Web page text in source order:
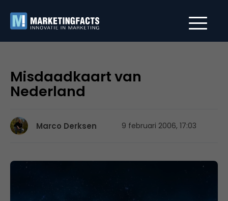
Misdaadkaart van
Nederland
Marco Derksen 9 februari 2006, 17:03